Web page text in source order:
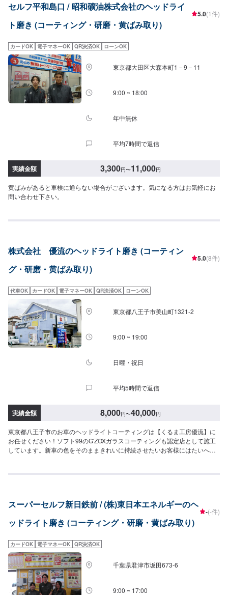
セルフ平和島口 / 昭和礦油株式会社のヘッドライ
ト磨き (コーティング・研磨・黄ばみ取り)
5.0(1件)
カードOK 電子マネーOK QR決済OK ローンOK
東京都大田区大森本町1－9－11
9:00 ~ 18:00
年中無休
平均7時間で返信
実績金額 3,300円〜11,000円
黄ばみがあると車検に通らない場合がございます。気になる方はお気軽にお
問い合わせ下さい。
株式会社 優流のヘッドライト磨き (コーティン
グ・研磨・黄ばみ取り)
5.0(8件)
代車OK カードOK 電子マネーOK QR決済OK ローンOK
東京都八王子市美山町1321-2
9:00 ~ 19:00
日曜・祝日
平均5時間で返信
実績金額 8,000円〜40,000円
東京都八王子市のお車のヘッドライトコーティングは【くるま工房優流】に
お任せください！ソフト99のG'ZOXガラスコーティングも認定店として施工
しています。新車の色をそのままきれいに持続させたいお客様にはたいへん
メンテナンスはもちろんのこと、最新の技術で思いのままにカスタムできる
りにご納得いただければ作業開始【4】仕上がり次第納車<代車について>代
車をご用意しています。お車の作業中は代車をご利用ください。※代車の燃料
代はお客様にご負担いただいております。【定休日・営業時間】定休日：日
スーパーセルフ新日鉄前 / (株)東日本エネルギーのヘ
ッドライト磨き (コーティング・研磨・黄ばみ取り)
-(-件)
カードOK 電子マネーOK QR決済OK
千葉県君津市坂田673-6
9:00 ~ 17:00